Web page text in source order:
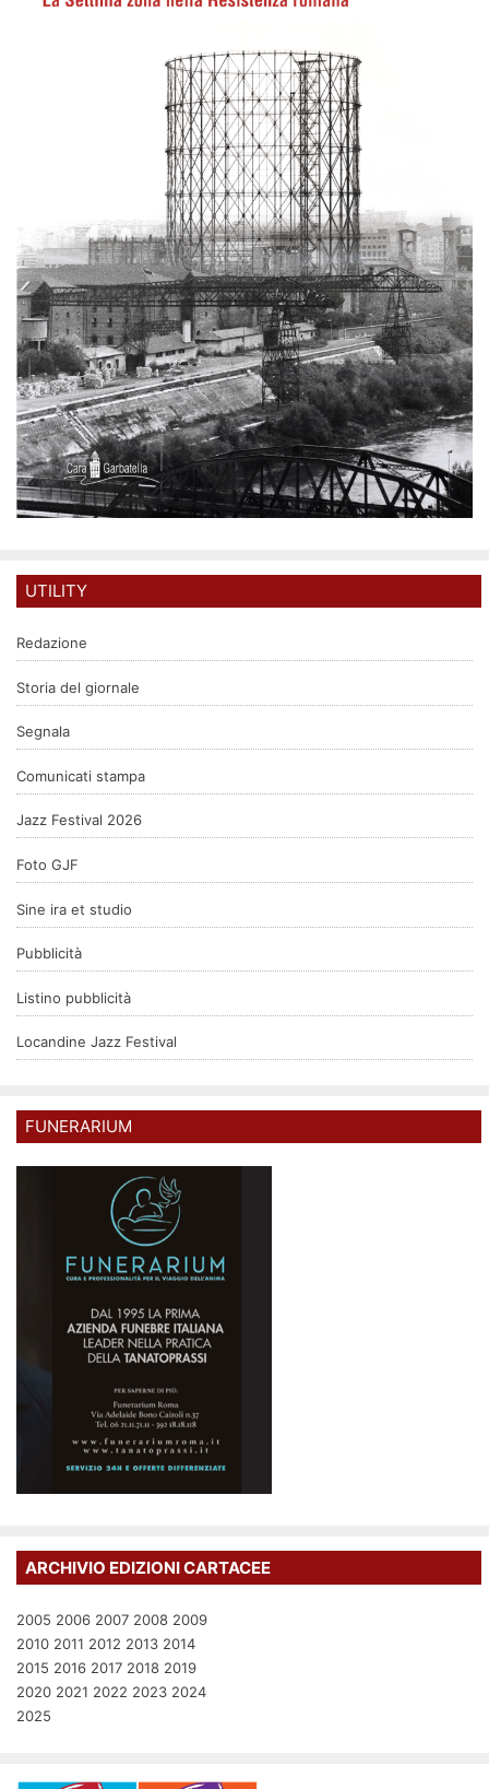
UTILITY
Redazione
Storia del giornale
Segnala
Comunicati stampa
Jazz Festival 2026
Foto GJF
Sine ira et studio
Pubblicità
Listino pubblicità
Locandine Jazz Festival
FUNERARIUM
ARCHIVIO EDIZIONI CARTACEE
2005 2006 2007 2008 2009
2010 2011 2012 2013 2014
2015 2016 2017 2018 2019
2020 2021 2022 2023 2024
2025